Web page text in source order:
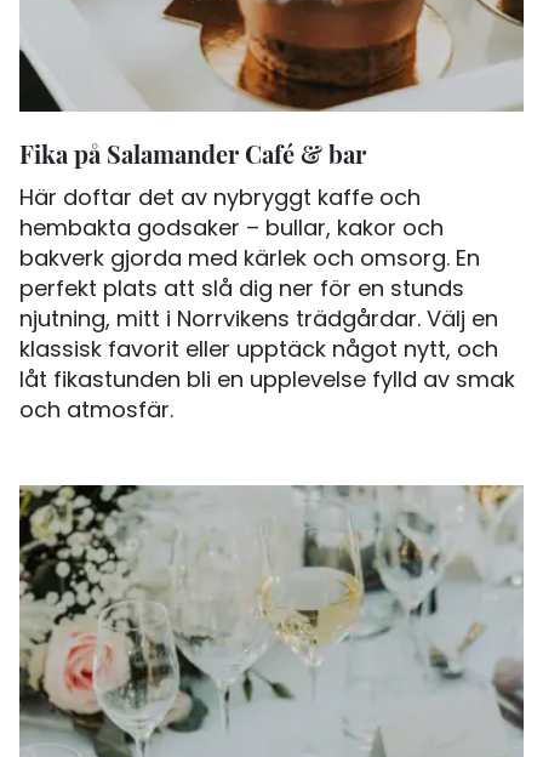
Fika på Salamander Café & bar
Här doftar det av nybryggt kaffe och
hembakta godsaker – bullar, kakor och
bakverk gjorda med kärlek och omsorg. En
perfekt plats att slå dig ner för en stunds
njutning, mitt i Norrvikens trädgårdar. Välj en
klassisk favorit eller upptäck något nytt, och
låt fikastunden bli en upplevelse fylld av smak
och atmosfär.